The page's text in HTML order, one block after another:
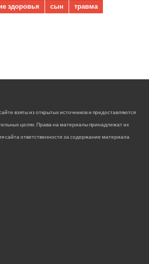
здоровья сын
травма
взяты из открытых источников и предоставляются
целях. Права на материалы принадлежат их
сайта ответственности за содержание материала